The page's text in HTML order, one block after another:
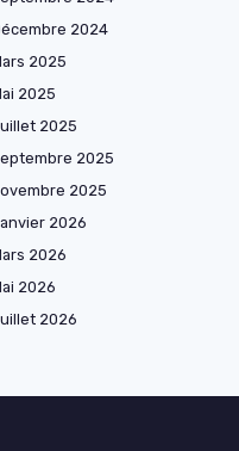
2024
2025
2025
2025
2025
2025
2026
2026
2026
2026